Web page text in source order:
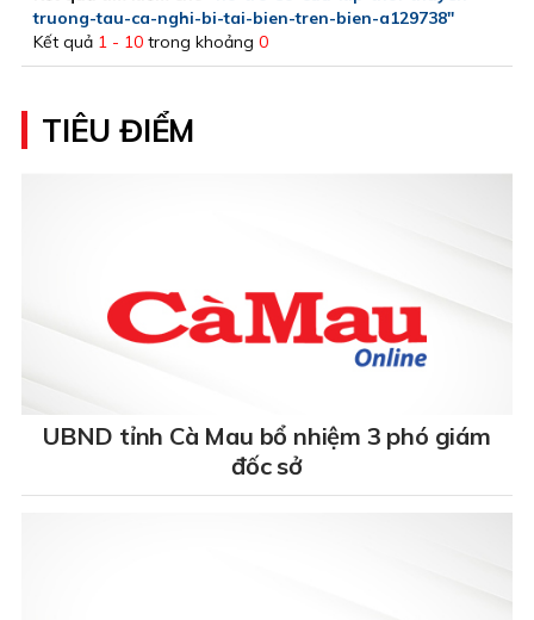
truong-tau-ca-nghi-bi-tai-bien-tren-bien-a129738"
Kết quả 1 - 10 trong khoảng 0
TIÊU ĐIỂM
UBND tỉnh Cà Mau bổ nhiệm 3 phó giám
đốc sở